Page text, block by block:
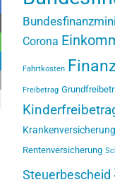
Corona
Fahrtkosten
Freibetrag
Krankenversicherung
Rentenversicherung
Steuerbescheid